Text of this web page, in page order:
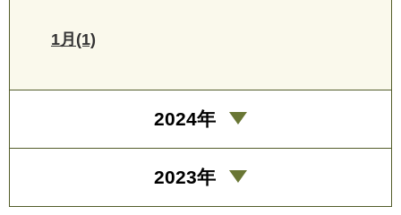
1月(1)
2024年
2023年